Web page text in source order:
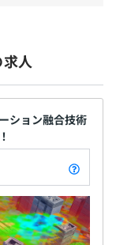
全性向上や
持っていま
シティやドロ
た未来の社
ートアップ
クト・組織文
で会社の成長
できる貴重
人
ション融合技術